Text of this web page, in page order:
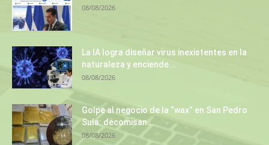
08/08/2026
La IA logra diseñar virus inexistentes en la
naturaleza y enciende...
08/08/2026
Golpe al negocio de la “wax” en San Pedro
Sula: decomisan...
08/08/2026